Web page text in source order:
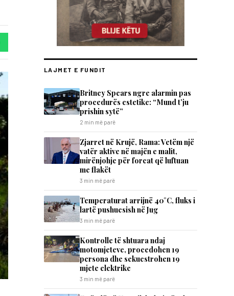
LAJMET E FUNDIT
Britney Spears ngre alarmin pas
procedurës estetike: “Mund t’ju
prishin sytë”
2 min më parë
Zjarret në Krujë, Rama: Vetëm një
vatër aktive në majën e malit,
mirënjohje për forcat që luftuan
me flakët
3 min më parë
Temperaturat arrijnë 40°C, fluks i
lartë pushuesish në Jug
3 min më parë
Kontrolle të shtuara ndaj
motomjeteve, procedohen 19
persona dhe sekuestrohen 19
mjete elektrike
3 min më parë